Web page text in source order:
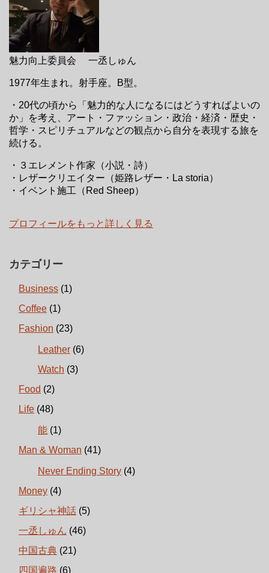
魅力向上委員会 一丞しゅん
1977年生まれ。射手座。B型。
・20代の頃から「魅力的な人になるにはどうすればよいの
か」を考え、アート・ファッション・政治・経済・歴史・
哲学・スピリチュアルなどの観点から自分を表現する旅を
続ける。
・３エレメント作家（小説・詩）
・レザークリエイター（姫路レザー・La storia）
・イベント施工（Red Sheep）
プロフィールをもっと詳しく見る
カテゴリー
Business (1)
Coffee (1)
Fashion (23)
Leather (6)
Watch (3)
Food (2)
Life (48)
能 (1)
Man & Woman (41)
Never Ending Story (4)
Money (4)
ギリシャ神話 (5)
一丞しゅん (46)
中国古典 (21)
四国遍路 (6)